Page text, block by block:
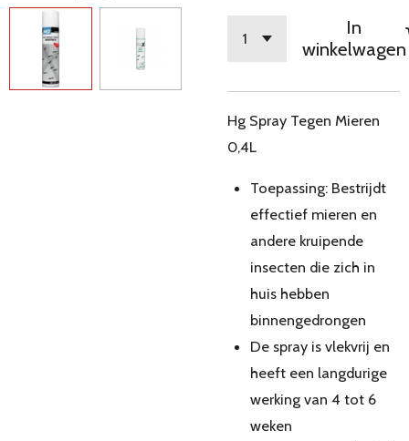
In
winkelwagen
Hg Spray Tegen Mieren
0,4L
Toepassing: Bestrijdt
effectief mieren en
andere kruipende
insecten die zich in
huis hebben
binnengedrongen
De spray is vlekvrij en
heeft een langdurige
werking van 4 tot 6
weken